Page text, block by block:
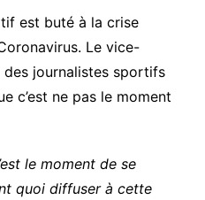
est buté à la crise
Le vice-
des journalistes sportifs
c’est ne pas le moment
le moment de se
quoi diffuser à cette